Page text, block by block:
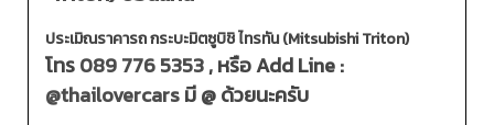
ประเมิณราคารถ กระบะมิตซูบิชิ ไทรทัน (Mitsubishi Triton)
โทร089 776 5353, หรือ Add Line :
@thailovercarsมี @ ด้วยนะครับ